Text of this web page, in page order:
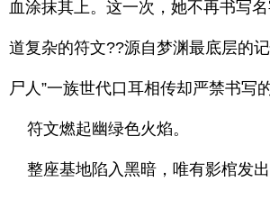
血涂抹其上。这一次，她不再书写
道复杂的符文??源自梦渊最底层的
尸人”一族世代口耳相传却严禁书写
符文燃起幽绿色火焰。
整座基地陷入黑暗，唯有影棺发